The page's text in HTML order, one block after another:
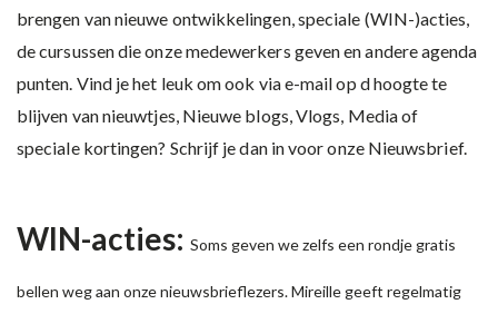
brengen van nieuwe ontwikkelingen, speciale (WIN-)acties,
de cursussen die onze medewerkers geven en andere agenda
punten. Vind je het leuk om ook via e-mail op d hoogte te
blijven van nieuwtjes, Nieuwe blogs, Vlogs, Media of
speciale kortingen? Schrijf je dan in voor onze Nieuwsbrief.
WIN-acties: Soms geven we zelfs een rondje gratis
bellen weg aan onze nieuwsbrieflezers. Mireille geeft regelmatig